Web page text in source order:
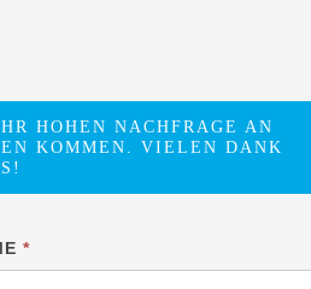
HOHEN NACHFRAGE AN
KOMMEN. VIELEN DANK
*